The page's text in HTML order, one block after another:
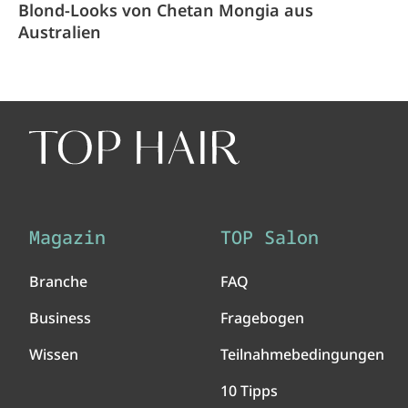
Blond-Looks von Chetan Mongia aus
Australien
Magazin
Branche
Business
Wissen
TOP Salon
FAQ
Fragebogen
Teilnahmebedingungen
10 Tipps